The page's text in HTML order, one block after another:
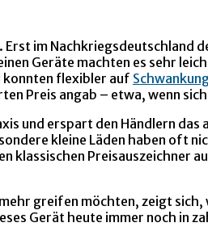
Erst im
Geräte machten es sehr
konnten flexibler auf
Preis angab – etwa, wenn
und erspart den Händlern
kleine Läden haben oft
klassischen Preisauszeichner
greifen möchten, zeigt
Gerät heute immer noch